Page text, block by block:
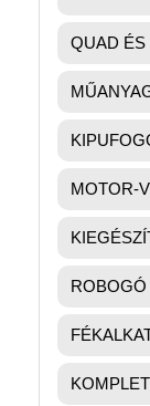
QUAD ÉS
MOTOR-
ROBOGÓ